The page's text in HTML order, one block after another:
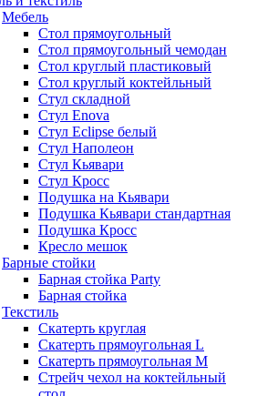
Мебель
Стол прямоугольный
Стол прямоугольный чемодан
Стол круглый пластиковый
Стол круглый коктейльный
Стул складной
Стул Enova
Стул Eclipse белый
Стул Наполеон
Стул Кьявари
Стул Кросс
Подушка на Кьявари
Подушка Кьявари стандартная
Подушка Кросс
Кресло мешок
Барные стойки
Барная стойка Party
Барная стойка
Текстиль
Скатерть круглая
Скатерть прямоугольная L
Скатерть прямоугольная M
Стрейч чехол на коктейльный